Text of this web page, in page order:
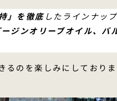
」を徹底したラインナッ
ジンオリーブオイル、バ
のを楽しみにしており